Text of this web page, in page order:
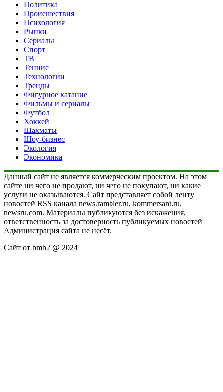
Политика
Происшествия
Психология
Рынки
Сериалы
Спорт
ТВ
Теннис
Технологии
Тренды
Фигурное катание
Фильмы и сериалы
Футбол
Хоккей
Шахматы
Шоу-бизнес
Экология
Экономика
Данный сайт не является коммерческим проектом. На этом
сайте ни чего не продают, ни чего не покупают, ни какие
услуги не оказываются. Сайт представляет собой ленту
новостей RSS канала news.rambler.ru, kommersant.ru,
newsru.com. Материалы публикуются без искажения,
ответственность за достоверность публикуемых новостей
Администрация сайта не несёт.
Сайт от bmb2 @ 2024